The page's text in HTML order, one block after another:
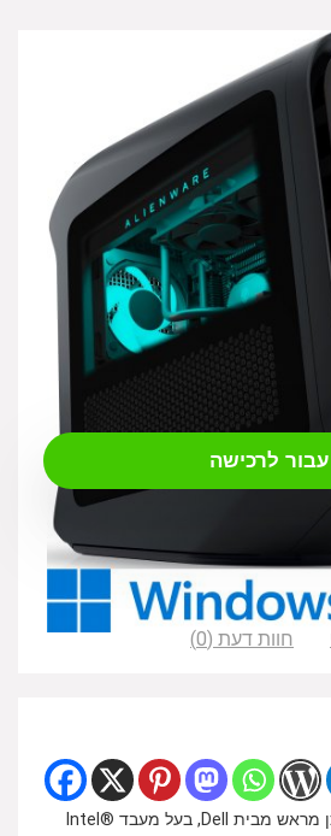
עבור לרכישה
חוות דעת (0)
מחשב מותג שולחני מוכן מראש מבית Dell, בעל מעבד Intel®